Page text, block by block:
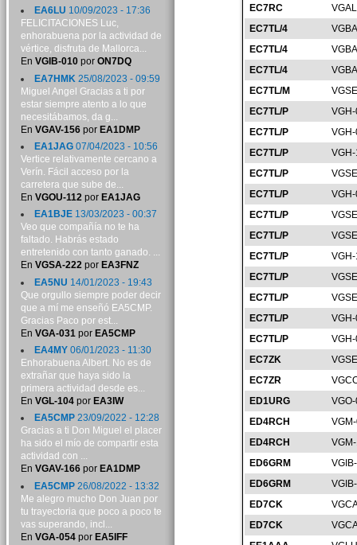
EC7RC
EC7TL/4
EC7TL/4
EC7TL/4
EC7TL/M
EC7TL/P
EC7TL/P
EC7TL/P
EC7TL/P
EC7TL/P
EC7TL/P
EC7TL/P
EC7TL/P
EC7TL/P
EC7TL/P
EC7TL/P
EC7TL/P
EC7ZK
EC7ZR
ED1URG
ED4RCH
ED4RCH
ED6GRM
ED6GRM
ED7CK
ED7CK
EA6LU 10/09/2023 - 17:36
FELICITACIONES Luc,
enhorabuena por la actividad de
vértice, disfruta de Mallorca...
En VGIB-010por ON7DQ
EA7HMK 25/08/2023 - 09:59
Miguel Angel Gracias a ti por
estar siempre atento a lo que
necesitábamos, da g...
En VGAV-156por EA1DMP
EA1JAG07/04/2023 - 10:56
Vertice relativamente cercano a
Verín. Fácil acceso por la
carretera que sube de...
En VGOU-112por EA1JAG
EA1BJE13/03/2023 - 00:37
Veo que compañía no te ha
faltado. Habrás estado
entretenido con tanto ganado. ...
En VGSA-222por EA3FNZ
EA5NU 14/01/2023 - 19:43
Que orgullo siempre poder decir
que a mí me enseñó EA5CMP.
Gracias Paco por est...
En VGA-031 por EA5CMP
EA4MY06/01/2023 - 11:30
Enhorabuena Albert. No es de
extrañar que haya sido la
primera actividad desde es...
En VGL-104por EA3IW
EA5CMP23/09/2022 - 12:28
Gracias a ti Don Miguel el placer
ha sido el mío de compartir esta
actividad con ...
En VGAV-166por EA1DMP
EA5CMP26/08/2022 - 13:32
Me alegro mucho Don Juan por
tu trayectoria que poco a poco te
vas superando, incl...
En VGA-054por EA5IFF